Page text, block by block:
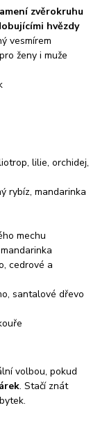
zvěrokruhu
hvězdy
vesmírem
ženy i muže
lilie, orchidej,
rybíz, mandarinka
mechu
cedrové a
santalové dřevo
volbou, pokud
. Stačí znát